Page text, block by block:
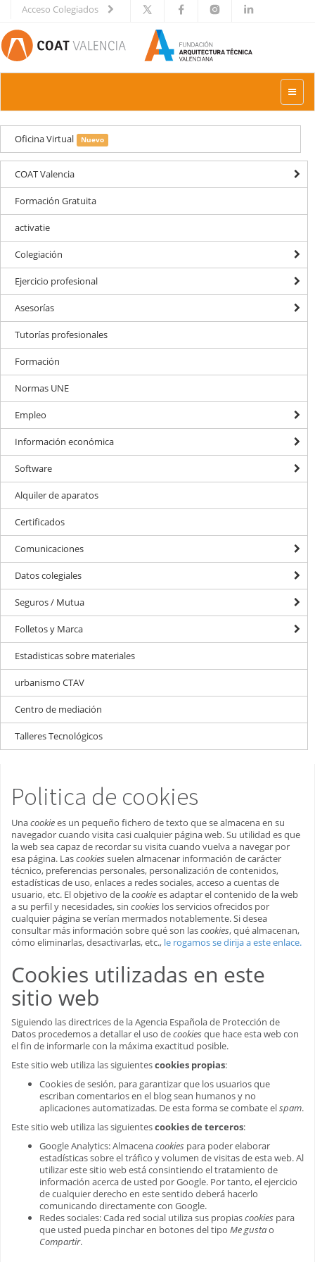
Acceso Colegiados
Toggle
Oficina Virtual Nuevo
COAT Valencia
Formación Gratuita
activatie
Colegiación
Ejercicio profesional
Asesorías
Tutorías profesionales
Formación
Normas UNE
Empleo
Información económica
Software
Alquiler de aparatos
Certificados
Comunicaciones
Datos colegiales
Seguros / Mutua
Folletos y Marca
Estadisticas sobre materiales
urbanismo CTAV
Centro de mediación
Talleres Tecnológicos
Politica de cookies
Unacookiees un pequeño fichero de texto que se almacena en su
navegador cuando visita casi cualquier página web. Su utilidad es que
la web sea capaz de recordar su visita cuando vuelva a navegar por
esa página. Lascookies suelen almacenar información de carácter
técnico, preferencias personales, personalización de contenidos,
estadísticas de uso, enlaces a redes sociales, acceso a cuentas de
usuario, etc. El objetivo de lacookiees adaptar el contenido de la web
a su perfil y necesidades, sin cookies los servicios ofrecidos por
cualquier página se verían mermados notablemente. Si desea
consultar más información sobre qué son lascookies, qué almacenan,
cómo eliminarlas, desactivarlas, etc., le rogamos se dirija a este enlace.
Cookies utilizadas en este
sitio web
Siguiendo las directrices de la Agencia Española de Protección de
Datos procedemos a detallar el uso decookies que hace esta web con
el fin de informarle con la máxima exactitud posible.
Este sitio web utiliza las siguientescookies propias:
Cookies de sesión, para garantizar que los usuarios que
escriban comentarios en el blog sean humanos y no
aplicaciones automatizadas. De esta forma se combate elspam.
Este sitio web utiliza las siguientescookies de terceros:
Google Analytics: Almacenacookies para poder elaborar
estadísticas sobre el tráfico y volumen de visitas de esta web. Al
utilizar este sitio web está consintiendo el tratamiento de
información acerca de usted por Google. Por tanto, el ejercicio
de cualquier derecho en este sentido deberá hacerlo
comunicando directamente con Google.
Redes sociales: Cada red social utiliza sus propiascookies para
que usted pueda pinchar en botones del tipo Me gustao
Compartir.